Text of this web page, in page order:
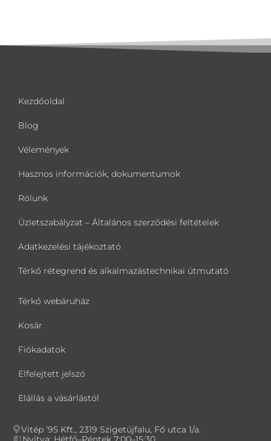
Kezdőoldal
Blog
Vélemények
Hasznos információk, dokumentumok
Rólunk
Üzletszabályzat – Általános szerződési feltételek
Adatkezelési tájékoztató
Térkő rétegrend és alkalmazástechnikai útmutató
Térkő webáruház
Kosár
Fiókadatok
Elfelejtett jelszó
Elállás a vásárlástól
Vitép ’95 Kft., 2319 Szigetújfalu, Fő utca 1/a.